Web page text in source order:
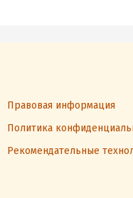
Правовая информация
Политика
Рекомендательные